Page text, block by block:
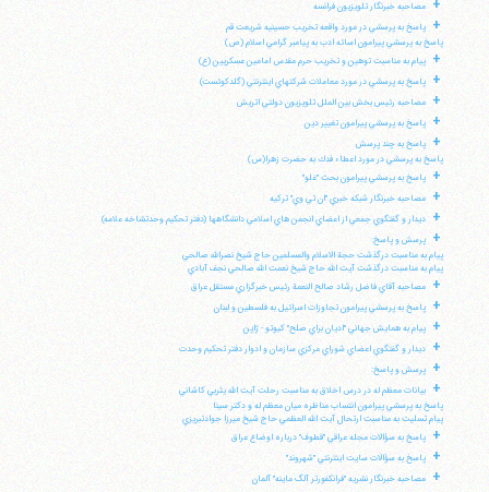
+ مصاحبه خبرنگار تلويزيون فرانسه
+
پاسخ به پرسشي در مورد واقعه تخريب حسينيه شريعت قم
پاسخ به پرسشي پيرامون اسائه ادب به پيامبر گرامي اسلام (ص)
+ پيام به مناسبت توهين و تخريب حرم مقدس امامين عسكريين (ع)
+ پاسخ به پرسشي در مورد معاملات شركتهاي اينترنتي (گلدكوئست)
+ مصاحبه رئيس بخش بين الملل تلويزيون دولتي اتريش
+ پاسخ به پرسشي پيرامون تغيير دين
+
پاسخ به چند پرسش
پاسخ به پرسشي در مورد اعطاء فدك به حضرت زهرا(س)
+ پاسخ به پرسشي پيرامون بحث "غلو"
+ مصاحبه خبرنگار شبكه خبري "ان تي وي" تركيه
+ ديدار و گفتگوي جمعي از اعضاي انجمن هاي اسلامي دانشگاهها (دفتر تحكيم وحدتشاخه علامه)
+
پرسش و پاسخ:
پيام به مناسبت درگذشت حجة الاسلام والمسلمين حاج شيخ نصرالله صالحي
پيام به مناسبت درگذشت آيت الله حاج شيخ نعمت الله صالحي نجف آبادي
+ مصاحبه آقاي فاضل رشاد صالح النعمة رئيس خبرگزاري مستقل عراق
+ پاسخ به پرسشي پيرامون تجاوزات اسرائيل به فلسطين و لبنان
+ پيام به همايش جهاني "اديان براي صلح" كيوتو - ژاپن
+ ديدار و گفتگوي اعضاي شوراي مركزي سازمان و ادوار دفتر تحكيم وحدت
+ پرسش و پاسخ:
+
بيانات معظم له در درس اخلاق به مناسبت رحلت آيت الله يثربي كاشاني
پاسخ به پرسشي پيرامون انتساب مناظره ميان معظم له و دكتر سينا
پيام تسليت به مناسبت ارتحال آيت الله العظمي حاج شيخ ميرزا جوادتبريزي
+ پاسخ به سؤالات مجله عراقي "قطوف" درباره اوضاع عراق
+ پاسخ به سؤالات سايت اينترنتي "شهروند"
+ مصاحبه خبرنگار نشريه "فرانكفورتر آلگ ماينه" آلمان